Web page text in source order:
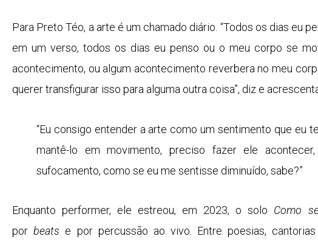
Para Preto Téo, a arte é um chamado diário. “Todos os dias eu
em um verso, todos os dias eu penso ou o meu corpo se
acontecimento, ou algum acontecimento reverbera no meu
querer transfigurar isso para alguma outra coisa”, diz e
“Eu consigo entender a arte como um sentimento que eu
mantê-lo em movimento, preciso fazer ele
sufocamento, como se eu me sentisse diminuído, sabe?”
Enquanto performer, ele estreou, em 2023, o solo Como
porbeats e por percussão ao vivo. Entre poesias,